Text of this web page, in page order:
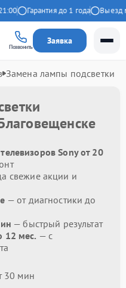
Гарантия до 1 года Выезд
Позвонить
Заявка
Замена лампы подсветки
Sony от 20
свежие акции и
— от диагностики до
— быстрый результат
12 мес. — с
30 мин